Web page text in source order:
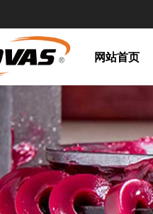
网站首页